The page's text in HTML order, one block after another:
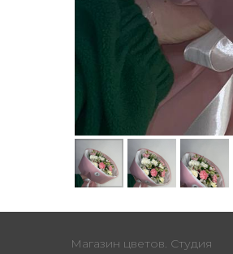
Магазин цветов. Студия